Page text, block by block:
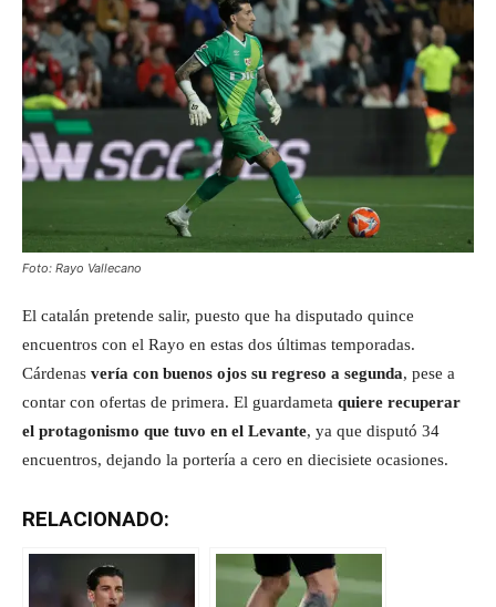
Foto: Rayo Vallecano
El catalán pretende salir, puesto que ha disputado quince
encuentros con el Rayo en estas dos últimas temporadas.
Cárdenas vería con buenos ojos su regreso a segunda, pese a
contar con ofertas de primera. El guardameta quiere recuperar
el protagonismo que tuvo en el Levante, ya que disputó 34
encuentros, dejando la portería a cero en diecisiete ocasiones.
RELACIONADO: